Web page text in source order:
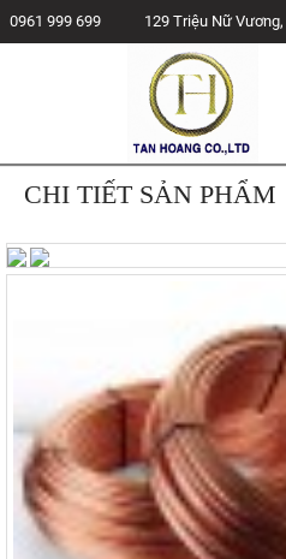
0961 999 699 129 Triệu Nữ
CHI TIẾT SẢN PHẨM